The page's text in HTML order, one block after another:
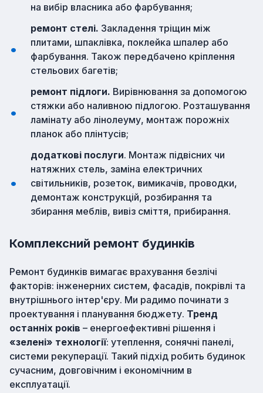
на вибір власника або фарбування;
ремонт стелі. Закладення тріщин між
плитами, шпаклівка, поклейка шпалер або
фарбування. Також передбачено кріплення
стельових багетів;
ремонт підлоги. Вирівнювання за допомогою
стяжки або наливною підлогою. Розташування
ламінату або лінолеуму, монтаж порожніх
планок або плінтусів;
додаткові послуги. Монтаж підвісних чи
натяжних стель, заміна електричних
світильників, розеток, вимикачів, проводки,
демонтаж конструкцій, розбирання та
збирання меблів, вивіз сміття, прибирання.
Комплексний ремонт будинків
Ремонт будинків вимагає врахування безлічі
факторів: інженерних систем, фасадів, покрівлі та
внутрішнього інтер'єру. Ми радимо починати з
проектування і планування бюджету. Тренд
останніх років – енергоефективні рішення і
«зелені» технології: утеплення, сонячні панелі,
системи рекуперації. Такий підхід робить будинок
сучасним, довговічним і економічним в
експлуатації.